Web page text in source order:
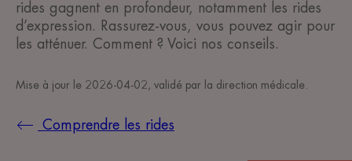
rides gagnent en profondeur, notamment les rides
d’expression. Rassurez-vous, vous pouvez agir pour
les atténuer. Comment ? Voici nos conseils.
Mise à jour le 2026-04-02 , validé par la direction médicale
Comprendre les rides